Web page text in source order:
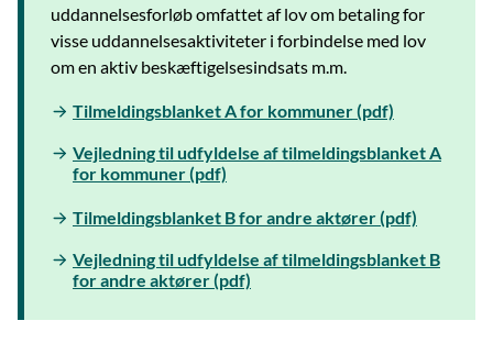
uddannelsesforløb omfattet af lov om betaling for
visse uddannelsesaktiviteter i forbindelse med lov
om en aktiv beskæftigelsesindsats m.m.
Tilmeldingsblanket A for kommuner (pdf)
Vejledning til udfyldelse af tilmeldingsblanket A
for kommuner (pdf)
Tilmeldingsblanket B for andre aktører (pdf)
Vejledning til udfyldelse af tilmeldingsblanket B
for andre aktører (pdf)